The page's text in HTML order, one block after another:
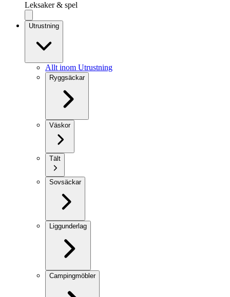
Leksaker & spel
Utrustning
Allt inom Utrustning
Ryggsäckar
Väskor
Tält
Sovsäckar
Liggunderlag
Campingmöbler